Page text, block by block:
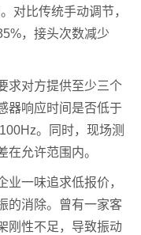
对比传统手动调节，
，接头次数减少
求对方提供至少三个
器响应时间是否低于
。同时，现场测
在允许范围内。
一味追求低报价，
的消除。曾有一家客
刚性不足，导致振动